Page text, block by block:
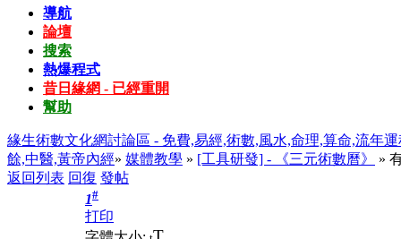
導航
論壇
搜索
熱爆程式
昔日緣網 - 已經重開
幫助
緣生術數文化網討論區 - 免費,易經,術數,風水,命理,算命,流年
餘,中醫,黃帝內經» 媒體教學 » [工具研發] - 《三元術數曆》
»
返回列表 回復 發帖
1#
打印